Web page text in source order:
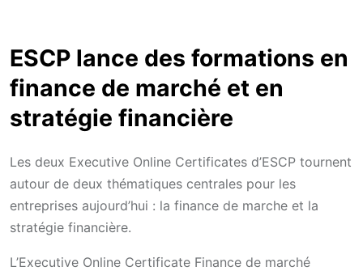
ESCP lance des formations en
finance de marché et en
stratégie financière
Les deux Executive Online Certificates d’ESCP tournent
autour de deux thématiques centrales pour les
entreprises aujourd’hui : la finance de marche et la
stratégie financière.
L’Executive Online Certificate Finance de marché